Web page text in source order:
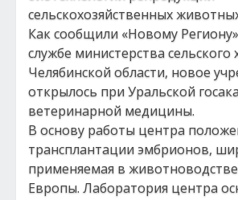
сельскохозяйственных
Как сообщили «Новому
службе министерства сельского
Челябинской области, новое
открылось при Уральской
ветеринарной медицины.
В основу работы центра
трансплантации эмбрионов,
применяемая в
Европы. Лаборатория центра